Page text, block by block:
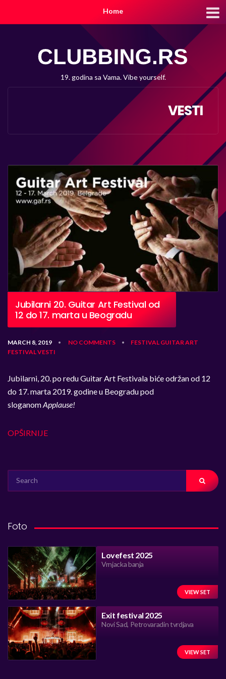
Home
19. godina sa Vama. Vibe yourself.
VESTI
Jubilarni 20. Guitar Art Festival od
12 do 17. marta u Beogradu
MARCH 8, 2019 • NO COMMENTS • FESTIVAL GUITAR ART
FESTIVALVESTI
Jubilarni, 20. po redu Guitar Art Festivala biće održan od 12
do 17. marta 2019. godine u Beogradu pod
sloganomApplause!
OPŠIRNIJE
FOR:
Foto
Lovefest 2025
Vrnjacka banja
VIEW SET
Exit festival 2025
Novi Sad, Petrovaradin tvrdjava
VIEW SET